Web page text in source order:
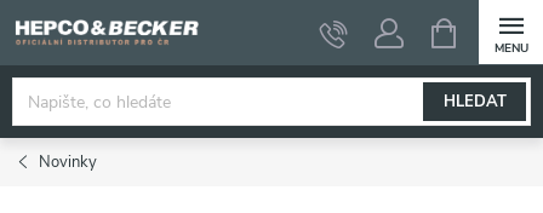
na
obsah
HLEDAT
NÁKUPNÍ
KOŠÍK
Novinky